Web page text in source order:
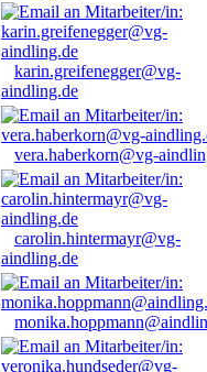
karin.greifenegger@vg-
aindling.de
vera.haberkorn@vg-
carolin.hintermayr@vg-
aindling.de